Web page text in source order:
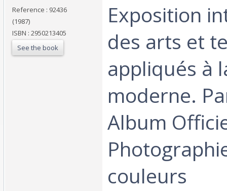
Reference : 92436
(1987)
ISBN : 2950213405
See the book
‎Exposition
des arts et
appliqués à
moderne.
Album
couleurs‎